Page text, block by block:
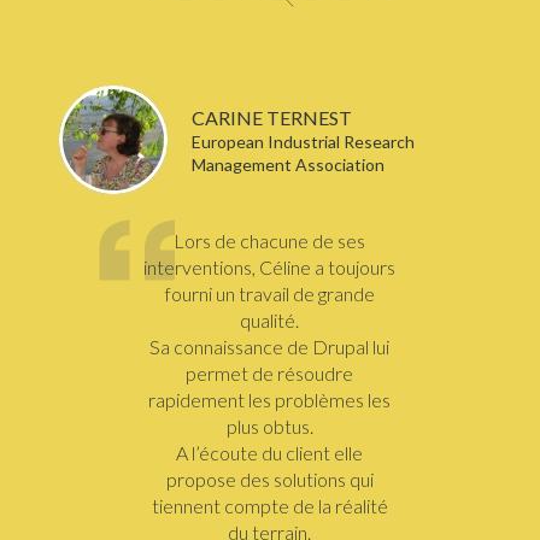
CARINE TERNEST
European Industrial Research
Management Association
Lors de chacune de ses
interventions, Céline a toujours
fourni un travail de grande
qualité.
Sa connaissance de Drupal lui
permet de résoudre
rapidement les problèmes les
plus obtus.
A l’écoute du client elle
propose des solutions qui
tiennent compte de la réalité
du terrain.